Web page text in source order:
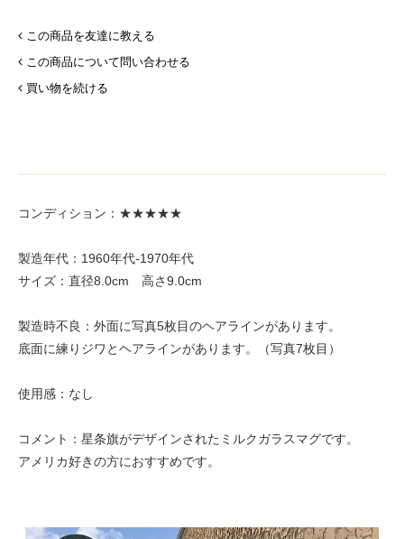
この商品を友達に教える
この商品について問い合わせる
買い物を続ける
コンディション：★★★★★
製造年代：1960年代-1970年代
サイズ：直径8.0cm 高さ9.0cm
製造時不良：外面に写真5枚目のヘアラインがあります。
底面に練りジワとヘアラインがあります。（写真7枚目）
使用感：なし
コメント：星条旗がデザインされたミルクガラスマグです。
アメリカ好きの方におすすめです。